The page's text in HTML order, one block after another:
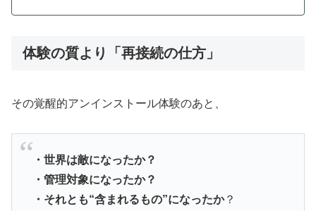
体験の質より「再接続の仕方 」
その覚醒的アンインストール体験のあと、
・世界は敵になったか？
・管理対象になったか？
・それとも“含まれるもの”になったか？